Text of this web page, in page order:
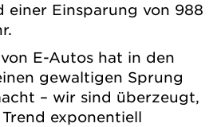
einer Einsparung von 988
E-Autos hat in den
gewaltigen Sprung
– wir sind überzeugt,
exponentiell